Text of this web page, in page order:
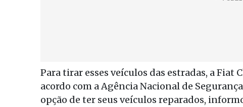
Para tirar esses veículos das estradas, a
acordo com a Agência Nacional de
opção de ter seus veículos reparados,